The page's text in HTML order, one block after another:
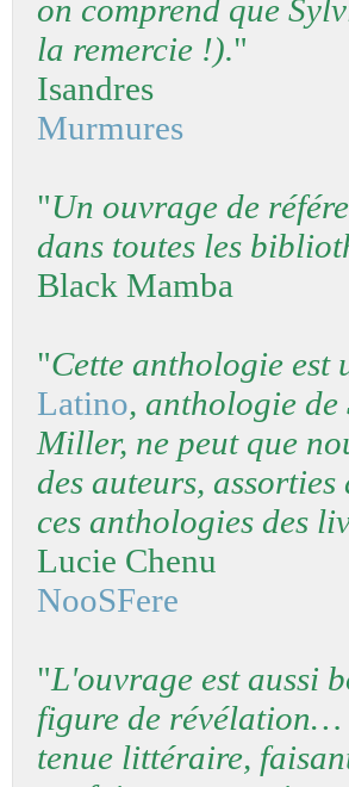
on comprend que
la remercie !)."
Isandres
Murmures
"Un ouvrage de
dans toutes les
Black Mamba
"Cette anthologie est
Latino, anthologie de
Miller, ne peut que
des auteurs,
ces anthologies des
Lucie Chenu
NooSFere
"L'ouvrage est aussi
figure de révélation…
tenue littéraire,